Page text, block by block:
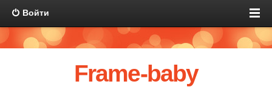
Войти
Frame-baby